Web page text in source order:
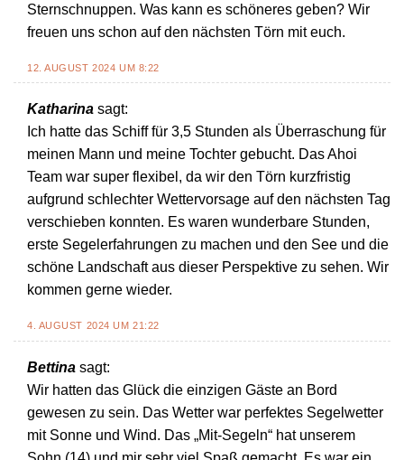
Sternschnuppen. Was kann es schöneres geben? Wir
freuen uns schon auf den nächsten Törn mit euch.
12. AUGUST 2024 UM 8:22
Katharina sagt:
Ich hatte das Schiff für 3,5 Stunden als Überraschung für
meinen Mann und meine Tochter gebucht. Das Ahoi
Team war super flexibel, da wir den Törn kurzfristig
aufgrund schlechter Wettervorsage auf den nächsten Tag
verschieben konnten. Es waren wunderbare Stunden,
erste Segelerfahrungen zu machen und den See und die
schöne Landschaft aus dieser Perspektive zu sehen. Wir
kommen gerne wieder.
4. AUGUST 2024 UM 21:22
Bettina sagt:
Wir hatten das Glück die einzigen Gäste an Bord
gewesen zu sein. Das Wetter war perfektes Segelwetter
mit Sonne und Wind. Das „Mit-Segeln“ hat unserem